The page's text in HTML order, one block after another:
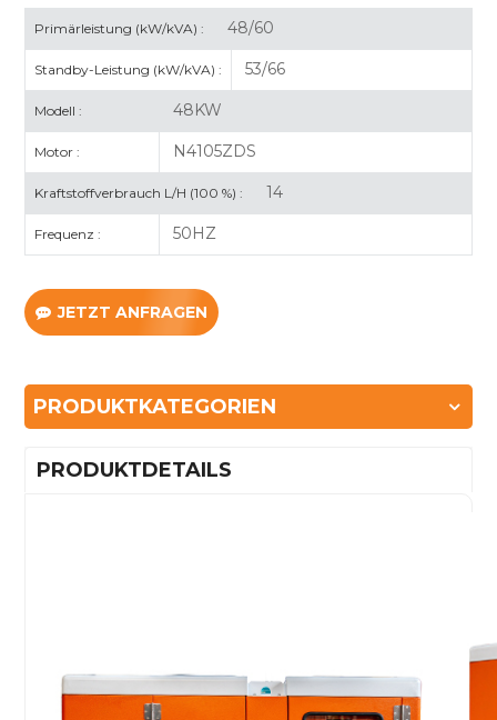
Primärleistung (kW/kVA) : 48/60
Standby-Leistung (kW/kVA) : 53/66
Modell : 48KW
Motor : N4105ZDS
Kraftstoffverbrauch L/H (100 %) : 14
Frequenz : 50HZ
JETZT ANFRAGEN
PRODUKTKATEGORIEN
PRODUKTDETAILS